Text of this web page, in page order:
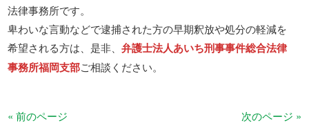
法律事務所です。
卑わいな言動などで逮捕された方の早期釈放や処分の軽減を
希望される方は、是非、弁護士法人あいち刑事事件総合法律
事務所福岡支部ご相談ください。
« 前のページ 次のページ »